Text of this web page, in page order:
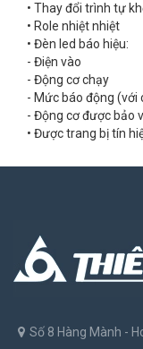
• Thay đổi trình tự
• Role nhiệt nhiệt
• Đèn led báo hiệu:
- Điện vào
- Động cơ chạy
- Mức báo động (với
- Động cơ được bảo
• Được trang bị tín
Số 8 Hàng Mành -